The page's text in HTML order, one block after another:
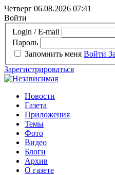
Четверг 06.08.2026 07:41
Войти
Login / E-mail
Пароль
Запомнить меня Войти
Зарегистрироваться
Новости
Газета
Приложения
Темы
Фото
Видео
Блоги
Архив
О газете